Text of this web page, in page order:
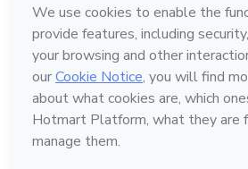
Conoce Hotmart
Idioma
Español